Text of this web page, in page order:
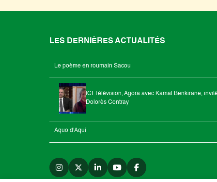
LES DERNIÈRES ACTUALITÉS
Le poème en roumain Sacou
ICI Télévision, Agora avec Kamal Benkirane,
Dolorès Contray
Aquo d'Aqui